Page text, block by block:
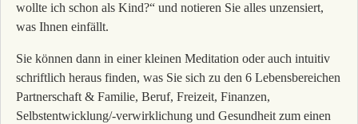
wollte ich schon als Kind?“ und notieren Sie alles unzensiert,
was Ihnen einfällt.
Sie können dann in einer kleinen Meditation oder auch intuitiv
schriftlich heraus finden, was Sie sich zu den 6 Lebensbereichen
Partnerschaft & Familie, Beruf, Freizeit, Finanzen,
Selbstentwicklung/-verwirklichung und Gesundheit zum einen